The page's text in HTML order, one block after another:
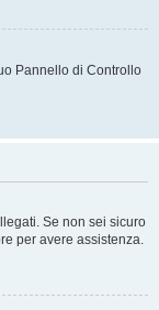
Pannello di Controllo
Se non sei sicuro
per avere assistenza.